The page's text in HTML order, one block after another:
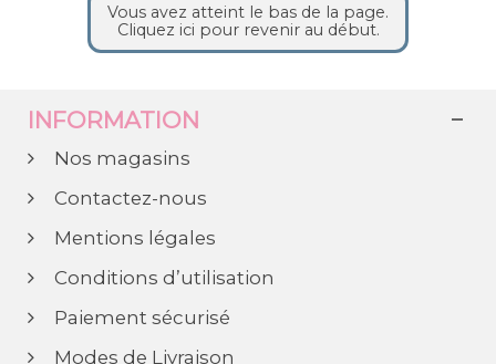
Vous avez atteint le bas de la page.
Cliquez ici pour revenir au début.
INFORMATION
Nos magasins
Contactez-nous
Mentions légales
Conditions d’utilisation
Paiement sécurisé
Modes de Livraison